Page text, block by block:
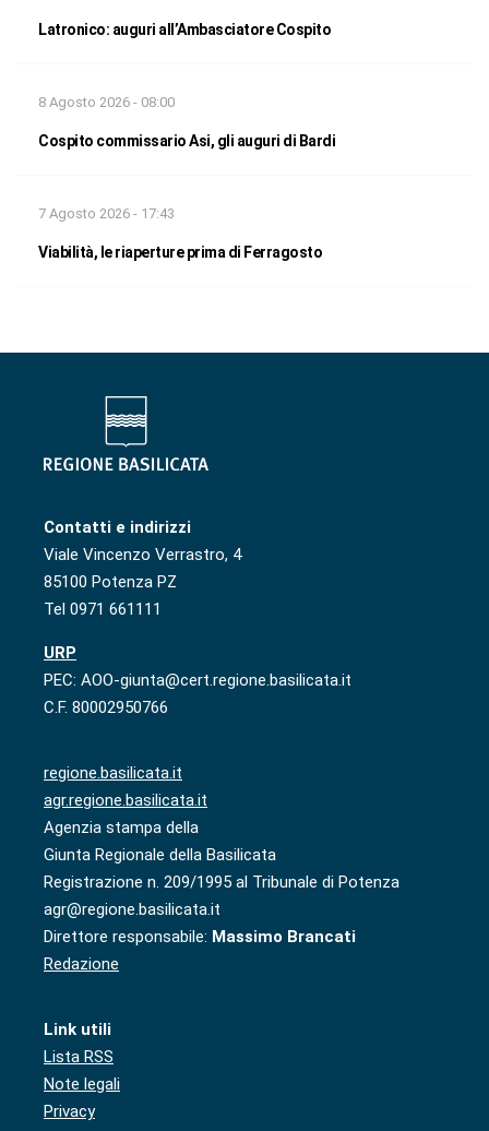
Latronico: auguri all’Ambasciatore Cospito
8 Agosto 2026 - 08:00
Cospito commissario Asi, gli auguri di Bardi
7 Agosto 2026 - 17:43
Viabilità, le riaperture prima di Ferragosto
Contatti e indirizzi
Viale Vincenzo Verrastro, 4
85100 Potenza PZ
Tel 0971 661111
URP
PEC: AOO-giunta@cert.regione.basilicata.it
C.F. 80002950766
regione.basilicata.it
agr.regione.basilicata.it
Agenzia stampa della
Giunta Regionale della Basilicata
Registrazione n. 209/1995 al Tribunale di Potenza
agr@regione.basilicata.it
Direttore responsabile: Massimo Brancati
Redazione
Link utili
Lista RSS
Note legali
Privacy